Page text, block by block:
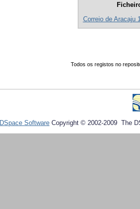
Correio de Aracaju
Todos os registos no
DSpace Software Copyright © 2002-2009 The